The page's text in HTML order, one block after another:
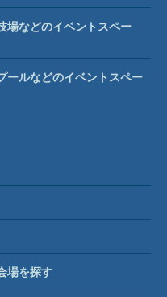
場などのイベントスペー
ールなどのイベントスペー
場を探す